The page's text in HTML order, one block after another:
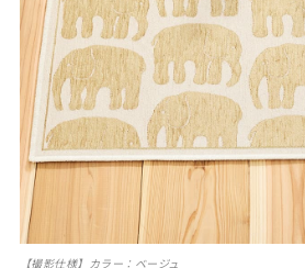
【撮影仕様】カラー：ベージュ